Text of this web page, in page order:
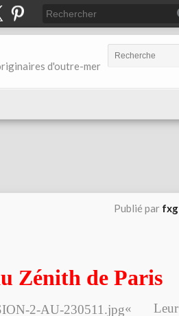
d'outre-mer
Publié par fxg
Zénith de Paris
« Leur